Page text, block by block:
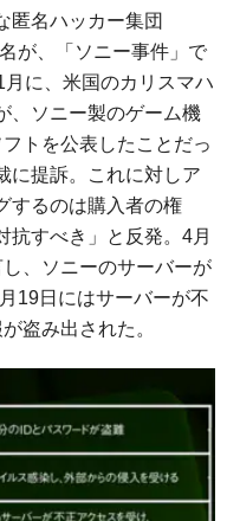
匿名ハッカー集団
が、「ソニー事件」で
に、米国のカリスマハ
、ソニー製のゲーム機
トを公表したことだっ
に提訴。これに対しア
するのは購入者の権
抗すべき」と反発。4月
、ソニーのサーバーが
19日にはサーバーが不
盗み出された。